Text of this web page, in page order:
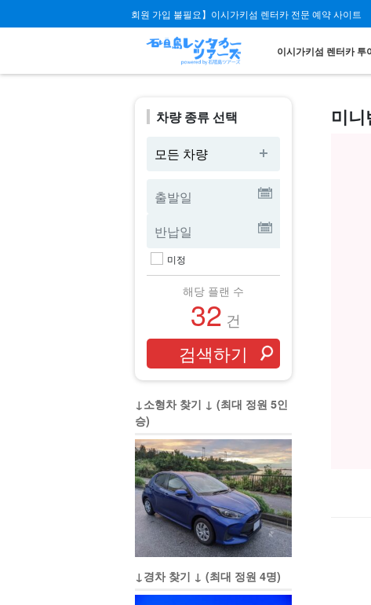
회원 가입 불필요】이시가키섬 렌터카 전문 예약 사이트
이시가키섬 렌터카
차량 종류 선택
모든 차량
미정
해당 플랜 수
32 건
↓소형차 찾기 ↓ (최대 정원 5인
승)
↓경차 찾기 ↓ (최대 정원 4명)
미